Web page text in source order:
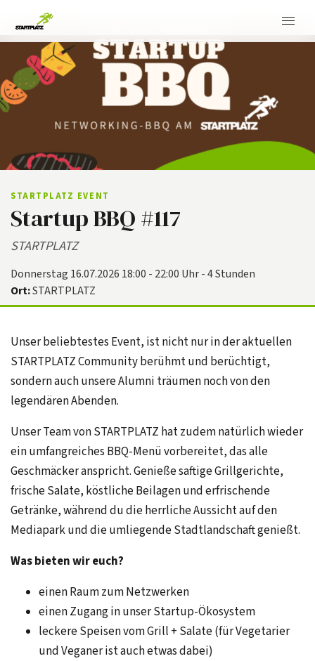
STARTPLATZ EVENT
Startup BBQ #117
STARTPLATZ
Donnerstag 16.07.2026 18:00 - 22:00 Uhr - 4 Stunden
Ort:STARTPLATZ
Unser beliebtestes Event, ist nicht nur in der aktuellen
STARTPLATZ Community berühmt und berüchtigt,
sondern auch unsere Alumni träumen noch von den
legendären Abenden.
Unser Team von STARTPLATZ hat zudem natürlich wieder
ein umfangreiches BBQ-Menü vorbereitet, das alle
Geschmäcker anspricht. Genieße saftige Grillgerichte,
frische Salate, köstliche Beilagen und erfrischende
Getränke, während du die herrliche Aussicht auf den
Mediapark und die umliegende Stadtlandschaft genießt.
Was bieten wir euch?
einen Raum zum Netzwerken
einen Zugang in unser Startup-Ökosystem
leckere Speisen vom Grill + Salate (für Vegetarier
und Veganer ist auch etwas dabei)